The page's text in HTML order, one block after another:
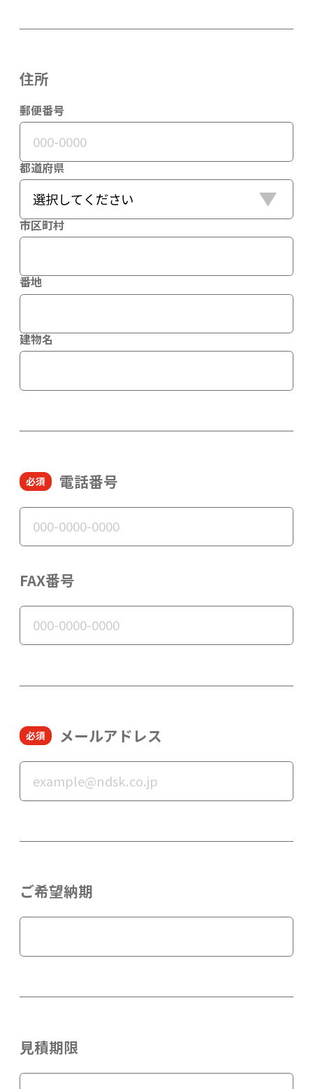
住所
郵便番号
都道府県
市区町村
番地
建物名
電話番号
FAX番号
メールアドレス
ご希望納期
見積期限